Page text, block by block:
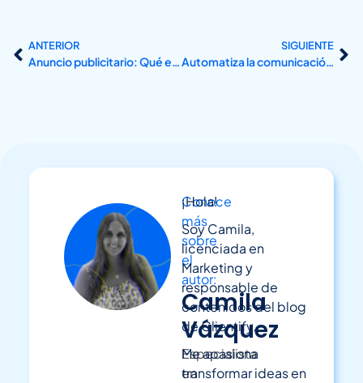
ANTERIOR
Anuncio publicitario: Qué es, tipos y ejemplos
SIGUIENTE
Automatiza la comunicación institucional en tu centro educativo
Conoce
más
sobre
el
autor:
Camila
Vázquez
Especialista
en
¡Hola!
Soy Camila,
licenciada en
Marketing y
responsable de
contenidos del blog
de Clientify.
Me apasiona
transformar ideas en